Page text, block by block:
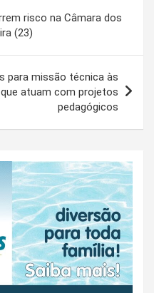
risco na Câmara dos
(23)
para missão técnica às
atuam com projetos
pedagógicos